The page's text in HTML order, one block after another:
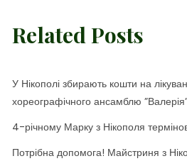
Related Posts
У Нікополі збирають кошти на
хореографічного ансамблю
4-річному Марку з Нікополя
Потрібна допомога! Майстриня з